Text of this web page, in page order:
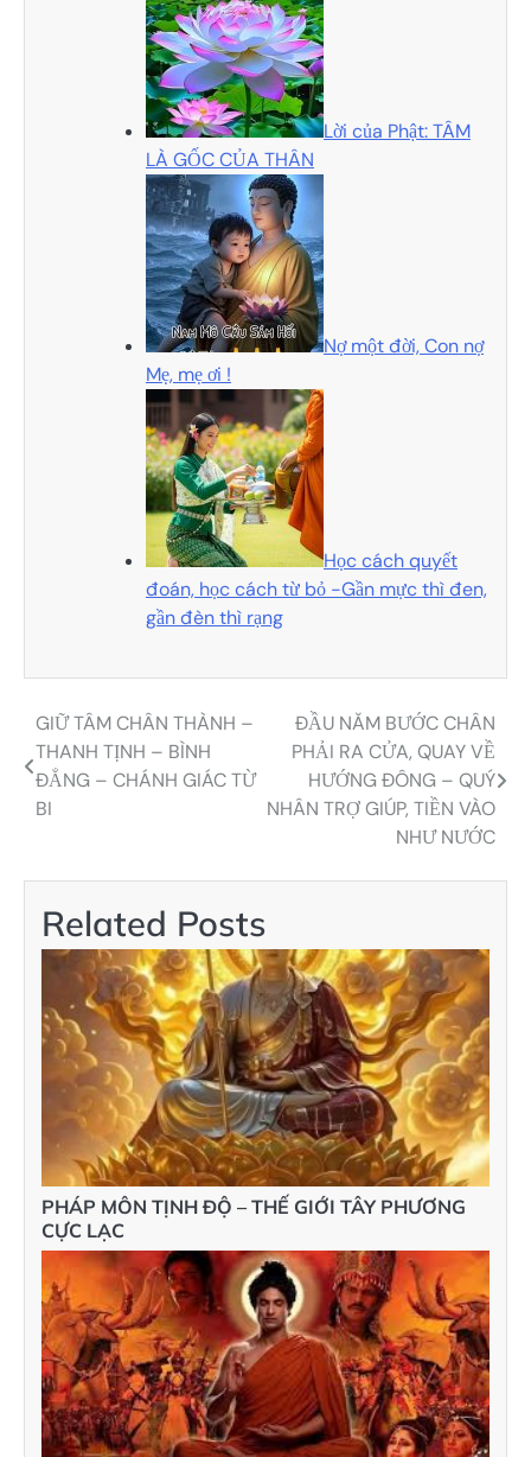
Lời của Phật: TÂM
LÀ GỐC CỦA THÂN
Nợ một đời, Con nợ
Mẹ, mẹ ơi !
Học cách quyết
đoán, học cách từ bỏ -Gần mực thì đen,
gần đèn thì rạng
Điều
hướng
bài
GIỮ TÂM CHÂN THÀNH –
THANH TỊNH – BÌNH
ĐẲNG – CHÁNH GIÁC TỪ
BI
ĐẦU NĂM BƯỚC CHÂN
PHẢI RA CỬA, QUAY VỀ
HƯỚNG ĐÔNG – QUÝ
NHÂN TRỢ GIÚP, TIỀN VÀO
NHƯ NƯỚC
Related Posts
PHÁP MÔN TỊNH ĐỘ – THẾ GIỚI TÂY PHƯƠNG
CỰC LẠC